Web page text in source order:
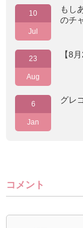
10
Jul
もし
のチ
23
Aug
【8
6
Jan
グレ
コメント